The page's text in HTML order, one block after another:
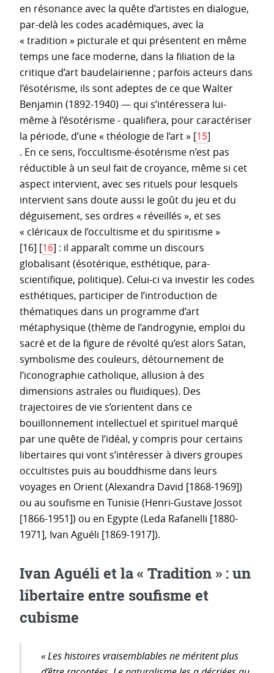
en résonance avec la quête d’artistes en dialogue,
par-delà les codes académiques, avec la
« tradition » picturale et qui présentent en même
temps une face moderne, dans la filiation de la
critique d’art baudelairienne ; parfois acteurs dans
l’ésotérisme, ils sont adeptes de ce que Walter
Benjamin (1892-1940) — qui s’intéressera lui-
même à l’ésotérisme - qualifiera, pour caractériser
la période, d’une « théologie de l’art » [15]
. En ce sens, l’occultisme-ésotérisme n’est pas
réductible à un seul fait de croyance, même si cet
aspect intervient, avec ses rituels pour lesquels
intervient sans doute aussi le goût du jeu et du
déguisement, ses ordres « réveillés », et ses
« cléricaux de l’occultisme et du spiritisme »
[16] [16] : il apparaît comme un discours
globalisant (ésotérique, esthétique, para-
scientifique, politique). Celui-ci va investir les codes
esthétiques, participer de l’introduction de
thématiques dans un programme d’art
métaphysique (thème de l’androgynie, emploi du
sacré et de la figure de révolté qu’est alors Satan,
symbolisme des couleurs, détournement de
l’iconographie catholique, allusion à des
dimensions astrales ou fluidiques). Des
trajectoires de vie s’orientent dans ce
bouillonnement intellectuel et spirituel marqué
par une quête de l’idéal, y compris pour certains
libertaires qui vont s’intéresser à divers groupes
occultistes puis au bouddhisme dans leurs
voyages en Orient (Alexandra David [1868-1969])
ou au soufisme en Tunisie (Henri-Gustave Jossot
[1866-1951]) ou en Egypte (Leda Rafanelli [1880-
1971], Ivan Aguéli [1869-1917]).
Ivan Aguéli et la « Tradition » : un
libertaire entre soufisme et
cubisme
« Les histoires vraisemblables ne méritent plus